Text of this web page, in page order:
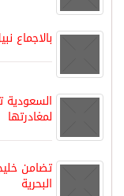
بالاجماع
لمغادرتها
تضامن
البحرية